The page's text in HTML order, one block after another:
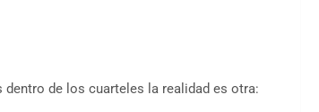
de los cuarteles la realidad es otra: